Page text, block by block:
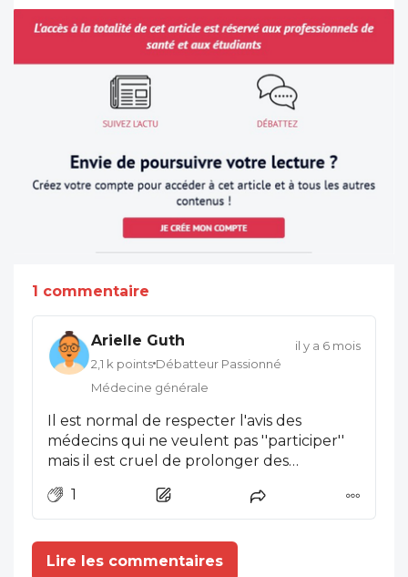
1 commentaire
Arielle Guth
2,1 k points Débatteur Passionné
Médecine générale
il y a 6 mois
Il est normal de respecter l'avis des
médecins qui ne veulent pas ''participer''
mais il est cruel de prolonger des
finir, soins palliatifs ou pas . Prolonger avec
des calmants qui assomment pour
rajouter qq mois ? Ce n'est pas de la ''vie''.
1
Lire les commentaires